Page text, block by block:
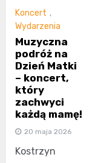
Koncert ,
Wydarzenia
Muzyczna
podróż na
Dzień Matki
– koncert,
który
zachwyci
każdą mamę!
20 maja 2026
Kostrzyn